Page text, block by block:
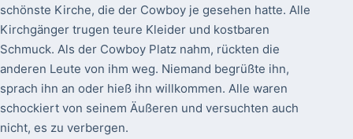
schönste Kirche, die der Cowboy je gesehen hatte. Alle
Kirchgänger trugen teure Kleider und kostbaren
Schmuck. Als der Cowboy Platz nahm, rückten die
anderen Leute von ihm weg. Niemand begrüßte ihn,
sprach ihn an oder hieß ihn willkommen. Alle waren
schockiert von seinem Äußeren und versuchten auch
nicht, es zu verbergen.